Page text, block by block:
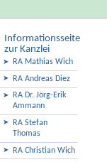
Informationsseite
zur Kanzlei
RA Mathias Wich
RA Andreas Diez
RA Dr. Jörg-Erik
Ammann
RA Stefan
Thomas
RA Christian Wich